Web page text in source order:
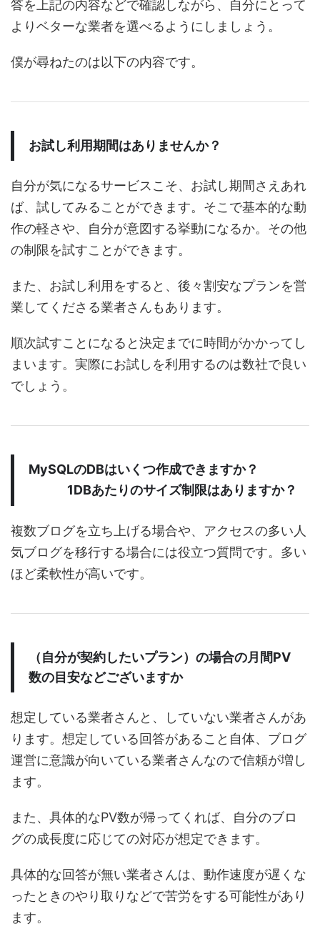
答を上記の内容などで確認しながら、自分にとって
よりベターな業者を選べるようにしましょう。
僕が尋ねたのは以下の内容です。
お試し利用期間はありませんか？
自分が気になるサービスこそ、お試し期間さえあれ
ば、試してみることができます。そこで基本的な動
作の軽さや、自分が意図する挙動になるか。その他
の制限を試すことができます。
また、お試し利用をすると、後々割安なプランを営
業してくださる業者さんもあります。
順次試すことになると決定までに時間がかかってし
まいます。実際にお試しを利用するのは数社で良い
でしょう。
MySQLのDBはいくつ作成できますか？
1DBあたりのサイズ制限はありますか？
複数ブログを立ち上げる場合や、アクセスの多い人
気ブログを移行する場合には役立つ質問です。多い
ほど柔軟性が高いです。
（自分が契約したいプラン）の場合の月間PV
数の目安などございますか
想定している業者さんと、していない業者さんがあ
ります。想定している回答があること自体、ブログ
運営に意識が向いている業者さんなので信頼が増し
ます。
また、具体的なPV数が帰ってくれば、自分のブロ
グの成長度に応じての対応が想定できます。
具体的な回答が無い業者さんは、動作速度が遅くな
ったときのやり取りなどで苦労をする可能性があり
ます。